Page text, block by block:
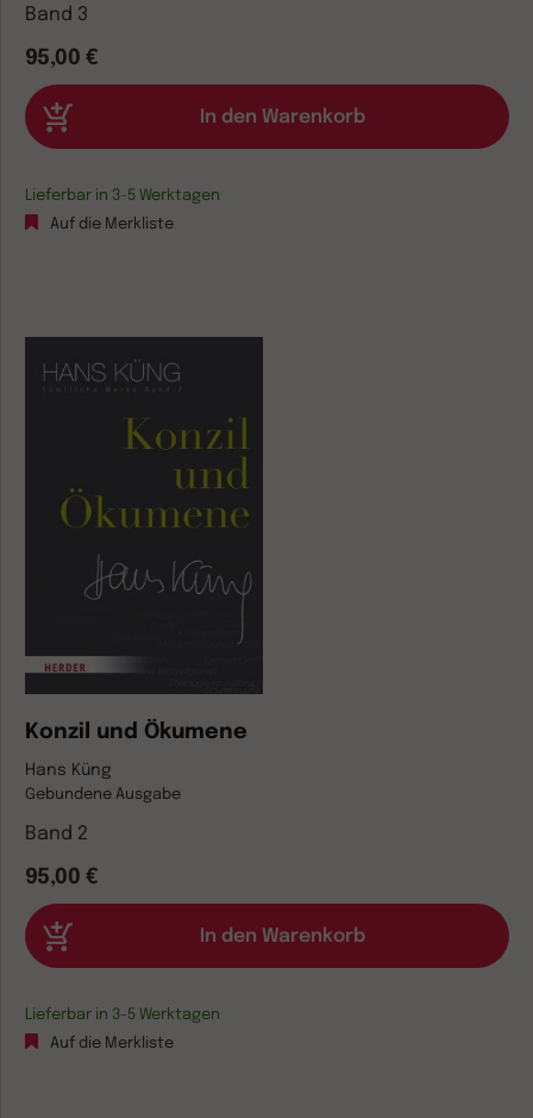
Band 3
95,00 €
Lieferbar in 3-5 Werktagen
Auf die Merkliste
Konzil und Ökumene
Hans Küng
Gebundene Ausgabe
Band 2
95,00 €
Lieferbar in 3-5 Werktagen
Auf die Merkliste